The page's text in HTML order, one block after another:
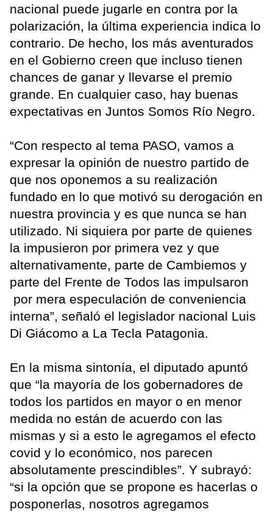
nacional puede jugarle en contra por la
polarización, la última experiencia indica lo
contrario. De hecho, los más aventurados
en el Gobierno creen que incluso tienen
chances de ganar y llevarse el premio
grande. En cualquier caso, hay buenas
expectativas en Juntos Somos Río Negro.
“Con respecto al tema PASO, vamos a
expresar la opinión de nuestro partido de
que nos oponemos a su realización
fundado en lo que motivó su derogación en
nuestra provincia y es que nunca se han
utilizado. Ni siquiera por parte de quienes
la impusieron por primera vez y que
alternativamente, parte de Cambiemos y
parte del Frente de Todos las impulsaron
por mera especulación de conveniencia
interna”, señaló el legislador nacional Luis
Di Giácomo a La Tecla Patagonia.
En la misma sintonía, el diputado apuntó
que “la mayoría de los gobernadores de
todos los partidos en mayor o en menor
medida no están de acuerdo con las
mismas y si a esto le agregamos el efecto
covid y lo económico, nos parecen
absolutamente prescindibles”. Y subrayó:
“si la opción que se propone es hacerlas o
posponerlas, nosotros agregamos